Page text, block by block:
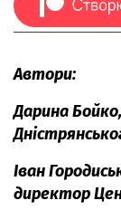
Автори:
Дарина
Іван
директор